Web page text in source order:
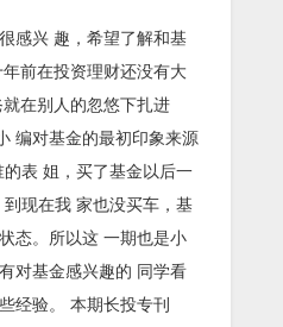
感兴 趣，希望了解和基
前在投资理财还没有大
在别人的忽悠下扎进
编对基金的最初印象来源
表 姐，买了基金以后一
现在我 家也没买车，基
态。所以这 一期也是小
对基金感兴趣的 同学看
经验。 本期长投专刊